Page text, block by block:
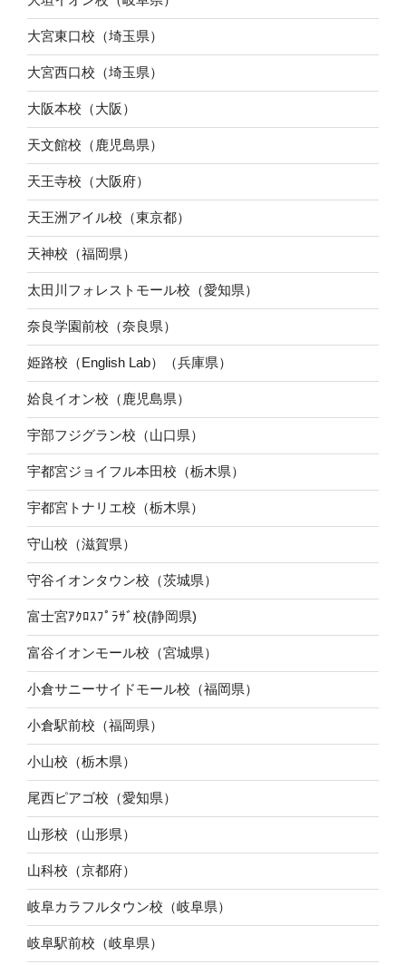
大宮東口校（埼玉県）
大宮西口校（埼玉県）
大阪本校（大阪）
天文館校（鹿児島県）
天王寺校（大阪府）
天王洲アイル校（東京都）
天神校（福岡県）
太田川フォレストモール校（愛知県）
奈良学園前校（奈良県）
姫路校（English Lab）（兵庫県）
姶良イオン校（鹿児島県）
宇部フジグラン校（山口県）
宇都宮ジョイフル本田校（栃木県）
宇都宮トナリエ校（栃木県）
守山校（滋賀県）
守谷イオンタウン校（茨城県）
富士宮ｱｸﾛｽﾌﾟﾗｻﾞ校(静岡県)
富谷イオンモール校（宮城県）
小倉サニーサイドモール校（福岡県）
小倉駅前校（福岡県）
小山校（栃木県）
尾西ピアゴ校（愛知県）
山形校（山形県）
山科校（京都府）
岐阜カラフルタウン校（岐阜県）
岐阜駅前校（岐阜県）